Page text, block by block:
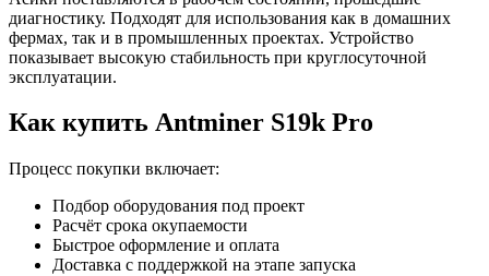
диагностику. Подходят для использования как в домашних
фермах, так и в промышленных проектах. Устройство
показывает высокую стабильность при круглосуточной
эксплуатации.
Как купить Antminer S19k Pro
Процесс покупки включает:
Подбор оборудования под проект
Расчёт срока окупаемости
Быстрое оформление и оплата
Доставка с поддержкой на этапе запуска